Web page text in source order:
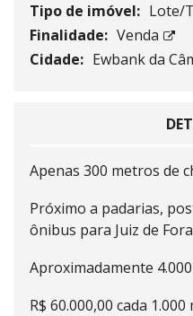
Tipo de imóvel: Lote/
Finalidade: Venda
Cidade: Ewbank da
Apenas 300 metros de
Próximo a padarias,
ônibus para Juiz de
Aproximadamente 4.000
R$ 60.000,00 cada 1.000